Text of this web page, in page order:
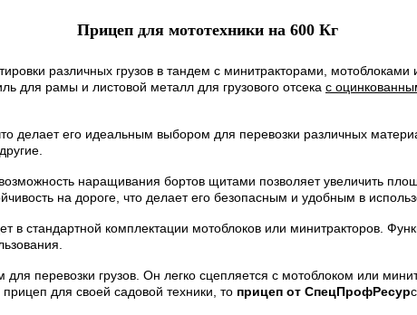
Прицеп для мототехники на 600 Кг
различных грузов в тандем с минитракторами, мотоблоками
для рамы и листовой металл для грузового отсека с
делает его идеальным выбором для перевозки различных
наращивания бортов щитами позволяет увеличить
на дороге, что делает его безопасным и удобным в
в стандартной комплектации мотоблоков или минитракторов.
перевозки грузов. Он легко сцепляется с мотоблоком или
для своей садовой техники, то прицеп от СпецПрофРесур